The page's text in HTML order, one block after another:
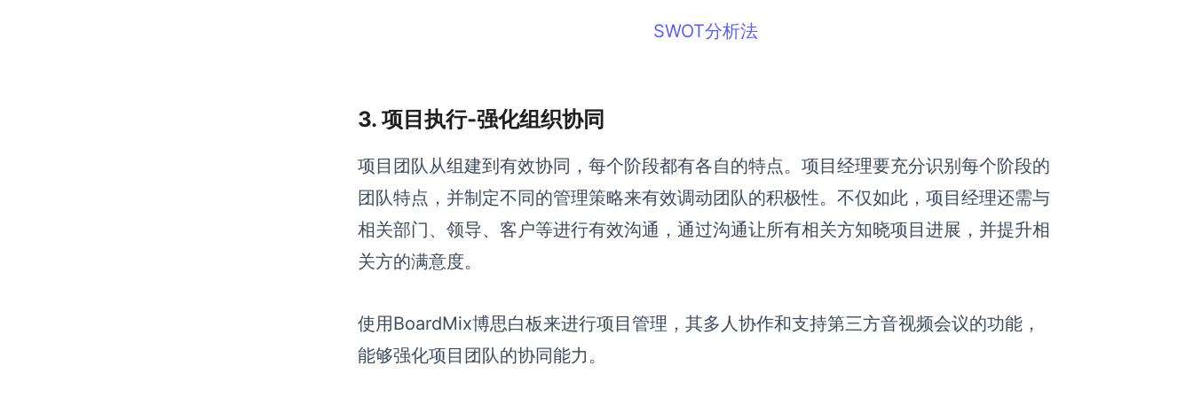
SWOT分析法
3. 项目执行-强化组织协同
项目团队从组建到有效协同，每个阶段都有各自的特点。项目经理要充分识别每个阶段的
团队特点，并制定不同的管理策略来有效调动团队的积极性。不仅如此，项目经理还需与
相关部门、领导、客户等进行有效沟通，通过沟通让所有相关方知晓项目进展，并提升相
关方的满意度。
使用BoardMix博思白板来进行项目管理，其多人协作和支持第三方音视频会议的功能，
能够强化项目团队的协同能力。